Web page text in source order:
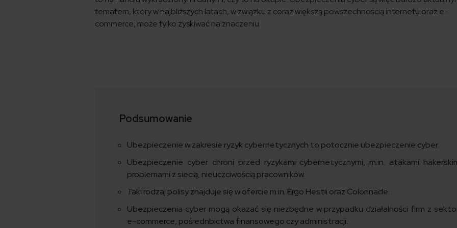
tematem, który w najbliższych latach, w związku z coraz większą powszechnością internetu oraz e-
commerce, może tylko zyskiwać na znaczeniu.
Podsumowanie
Ubezpieczenie w zakresie ryzyk cybernetycznych to potocznie ubezpieczenie cyber.
Ubezpieczenie cyber chroni przed ryzykami cybernetycznymi, m.in. atakami
problemami z siecią, nieuczciwością pracowników.
Taki rodzaj polisy znajduje się w ofercie m.in. Ergo Hestii oraz Colonnade.
Ubezpieczenia cyber mogą okazać się niezbędne w przypadku działalności firm z
e-commerce, pośrednbictwa finansowego czy administracji.